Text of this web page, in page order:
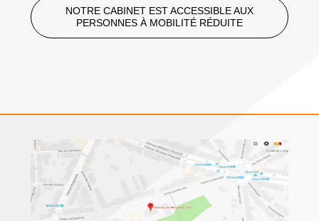
NOTRE CABINET EST ACCESSIBLE AUX
PERSONNES À MOBILITÉ RÉDUITE